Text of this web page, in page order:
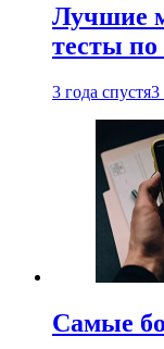
Лучшие
тесты
3 года спустя3
Самые